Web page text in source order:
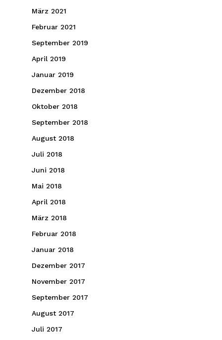
März 2021
Februar 2021
September 2019
April 2019
Januar 2019
Dezember 2018
Oktober 2018
September 2018
August 2018
Juli 2018
Juni 2018
Mai 2018
April 2018
März 2018
Februar 2018
Januar 2018
Dezember 2017
November 2017
September 2017
August 2017
Juli 2017